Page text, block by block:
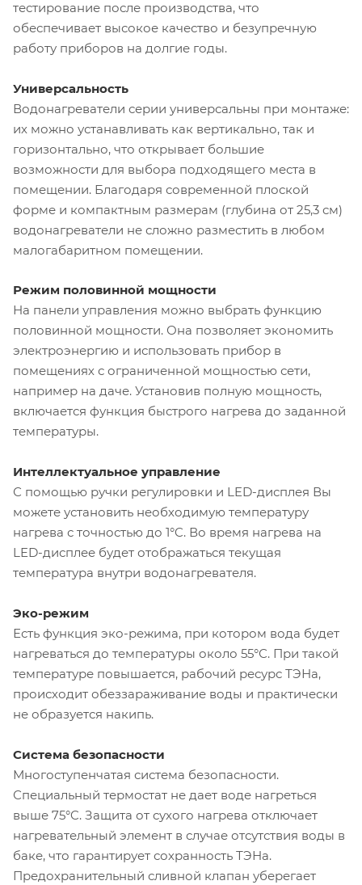
тестирование после производства, что
обеспечивает высокое качество и безупречную
работу приборов на долгие годы.
Универсальность
Водонагреватели серии универсальны при монтаже:
их можно устанавливать как вертикально, так и
горизонтально, что открывает большие
возможности для выбора подходящего места в
помещении. Благодаря современной плоской
форме и компактным размерам (глубина от 25,3 см)
водонагреватели не сложно разместить в любом
малогабаритном помещении.
Режим половинной мощности
На панели управления можно выбрать функцию
половинной мощности. Она позволяет экономить
электроэнергию и использовать прибор в
помещениях с ограниченной мощностью сети,
например на даче. Установив полную мощность,
включается функция быстрого нагрева до заданной
температуры.
Интеллектуальное управление
С помощью ручки регулировки и LED-дисплея Вы
можете установить необходимую температуру
нагрева с точностью до 1°C. Во время нагрева на
LED-дисплее будет отображаться текущая
температура внутри водонагревателя.
Эко-режим
Есть функция эко-режима, при котором вода будет
нагреваться до температуры около 55°С. При такой
температуре повышается, рабочий ресурс ТЭНа,
происходит обеззараживание воды и практически
не образуется накипь.
Система безопасности
Многоступенчатая система безопасности.
Специальный термостат не дает воде нагреться
выше 75°C. Защита от сухого нагрева отключает
нагревательный элемент в случае отсутствия воды в
баке, что гарантирует сохранность ТЭНа.
Предохранительный сливной клапан уберегает